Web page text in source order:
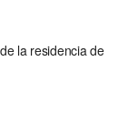
la residencia de